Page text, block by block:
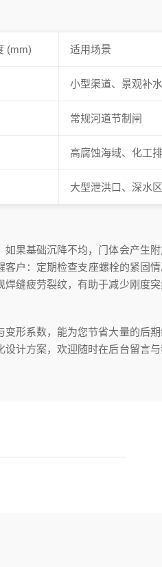
(mm) 适用场景
小型渠道、景观补水
常规河道节制闸
高腐蚀海域、化工
大型泄洪口、深水区
果基础沉降不均，门体会产生
户：定期检查支座螺栓的紧固情
缝疲劳裂纹，有助于减少刚度
形系数，能为您节省大量的后
计方案，欢迎随时在后台留言与